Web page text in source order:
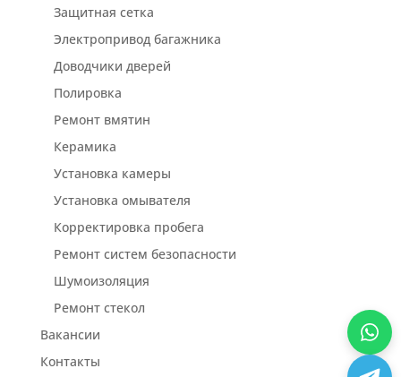
Защитная сетка
Электропривод багажника
Доводчики дверей
Полировка
Ремонт вмятин
Керамика
Установка камеры
Установка омывателя
Корректировка пробега
Ремонт систем безопасности
Шумоизоляция
Ремонт стекол
Вакансии
Контакты